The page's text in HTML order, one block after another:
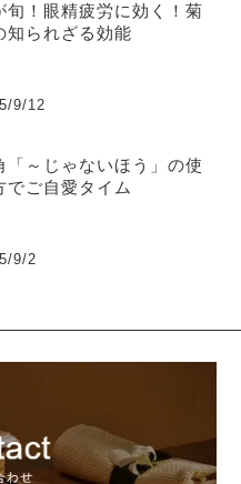
旬！眼精疲労に効く！菊
知られざる効能
9/12
「～じゃないほう」の使
でご自愛タイム
9/2